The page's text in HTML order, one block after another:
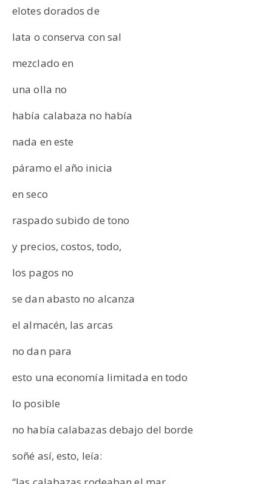
elotes dorados de
lata o conserva con sal
mezclado en
una olla no
había calabaza no había
nada en este
páramo el año inicia
en seco
raspado subido de tono
y precios, costos, todo,
los pagos no
se dan abasto no alcanza
el almacén, las arcas
no dan para
esto una economía limitada en todo
lo posible
no había calabazas debajo del borde
soñé así, esto, leía: